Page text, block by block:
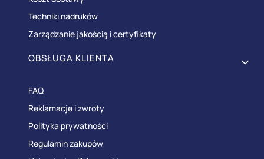
Techniki nadruków
Zarządzanie jakością i certyfikaty
OBSŁUGA KLIENTA
FAQ
Reklamacje i zwroty
Polityka prywatności
Regulamin zakupów